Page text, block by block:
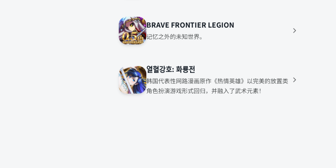
BRAVE FRONTIER LEGION
记忆之外的未知世界。
열혈강호: 화룡전
韩国代表性网路漫画原作《热情英雄》以完美的放置类
角色扮演游戏形式回归，并融入了武术元素！